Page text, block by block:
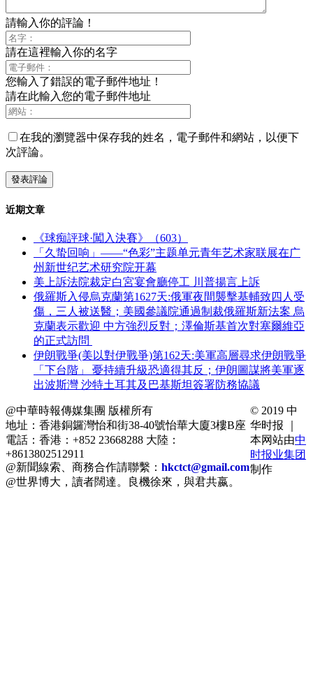
請輸入你的評論！
請在這裡輸入你的名字
您輸入了錯誤的電子郵件地址！
請在此輸入您的電子郵件地址
在我的瀏覽器中保存我的姓名，電子郵件和網站，以便下
次評論。
近期文章
《球痴評球·闖入決賽》（603）
「久蛰回响」——“色彩”主题单元青年艺术家联展在广
州新世纪艺术研究院开幕
美上訴法院裁定白宮宴會廳停工 川普揚言上訴
俄羅斯入侵烏克蘭第1627天:俄軍夜間襲擊基輔致四人受
傷，三人被送醫；美國參議院通過制裁俄羅斯新法案 烏
克蘭表示歡迎 中方強烈反對；澤倫斯基首次對塞爾維亞
的正式訪問
伊朗戰爭(美以對伊戰爭)第162天:美軍高層尋求伊朗戰爭
「下台階」 憂持續升級恐適得其反；伊朗圖謀將美軍逐
出波斯灣 沙特土耳其及巴基斯坦簽署防務協議
@中華時報傳媒集團 版權所有
地址：香港銅鑼灣怡和街38-40號怡華大廈3樓B座
電話：香港：+852 23668288 大陸：
+8613802512911
@新聞線索、商務合作請聯繫： hkctct@gmail.com
@世界博大，讀者闊達。良機徐來，與君共嬴。
© 2019 中
华时报 ｜
本网站由中
时报业集团
制作